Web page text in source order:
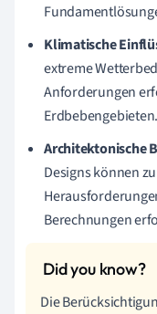
Klimatische
extreme
Anforderungen
Erdbebengebieten.
Architektonische
Designs können
Berechnungen
Die